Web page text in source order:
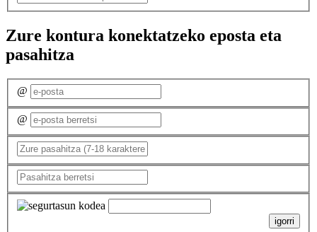
Zure kontura konektatzeko eposta eta
pasahitza
@
@
igorri